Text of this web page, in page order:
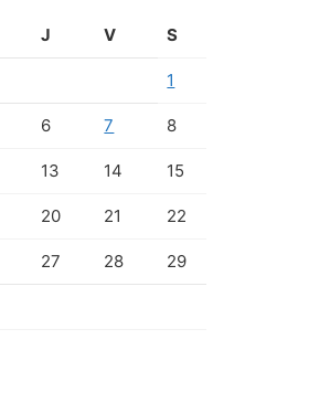
J V S
1
6 7 8
13 14 15
20 21 22
27 28 29